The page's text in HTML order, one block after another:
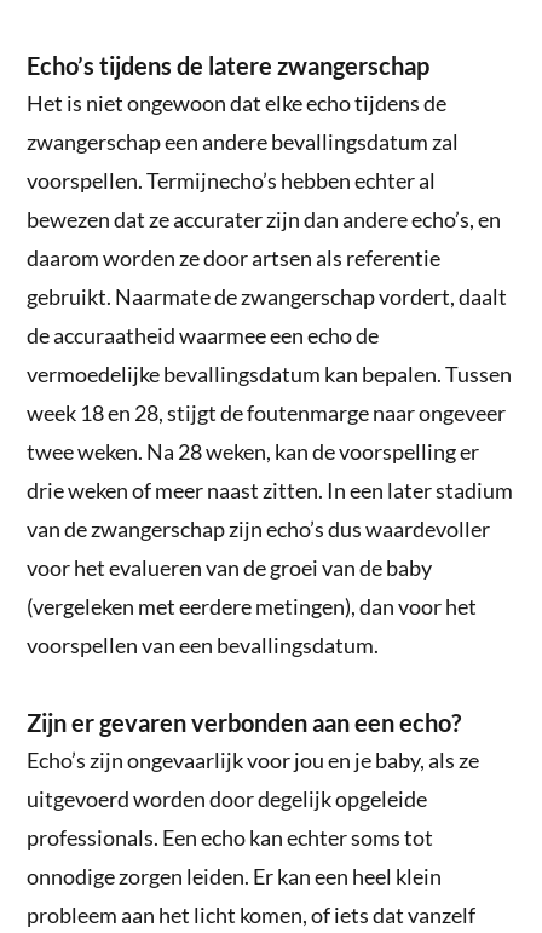
Echo’s tijdens de latere zwangerschap
Het is niet ongewoon dat elke echo tijdens de
zwangerschap een andere bevallingsdatum zal
voorspellen. Termijnecho’s hebben echter al
bewezen dat ze accurater zijn dan andere echo’s, en
daarom worden ze door artsen als referentie
gebruikt. Naarmate de zwangerschap vordert, daalt
de accuraatheid waarmee een echo de
vermoedelijke bevallingsdatum kan bepalen. Tussen
week 18 en 28, stijgt de foutenmarge naar ongeveer
twee weken. Na 28 weken, kan de voorspelling er
drie weken of meer naast zitten. In een later stadium
van de zwangerschap zijn echo’s dus waardevoller
voor het evalueren van de groei van de baby
(vergeleken met eerdere metingen), dan voor het
voorspellen van een bevallingsdatum.
Zijn er gevaren verbonden aan een echo?
Echo’s zijn ongevaarlijk voor jou en je baby, als ze
uitgevoerd worden door degelijk opgeleide
professionals. Een echo kan echter soms tot
onnodige zorgen leiden. Er kan een heel klein
probleem aan het licht komen, of iets dat vanzelf